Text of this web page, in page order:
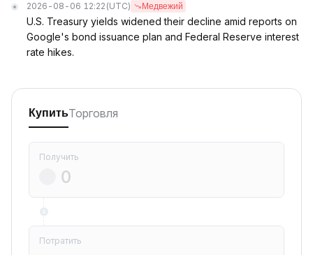
2026-08-06 12:22 (UTC) Медвежий
U.S. Treasury yields widened their decline amid reports on
Google's bond issuance plan and Federal Reserve interest
rate hikes.
КупитьТорговля
Получить
Потратить